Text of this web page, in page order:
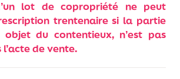
lot de copropriété ne peut
trentenaire si la partie
du contentieux, n’est pas
de vente.